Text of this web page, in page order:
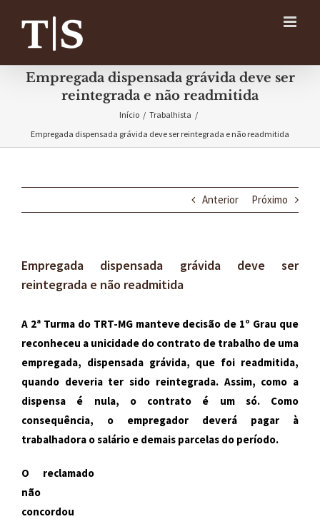
conteúdo
Empregada dispensada grávida deve ser
reintegrada e não readmitida
Início / Trabalhista /
Empregada dispensada grávida deve ser reintegrada e não readmitida
Anterior Próximo
Empregada dispensada grávida deve ser
reintegrada e não readmitida
A 2ª Turma do TRT-MG manteve decisão de 1º Grau que
reconheceu a unicidade do contrato de trabalho de uma
empregada, dispensada grávida, que foi readmitida,
quando deveria ter sido reintegrada. Assim, como a
dispensa é nula, o contrato é um só. Como
consequência, o empregador deverá pagar à
trabalhadora o salário e demais parcelas do período.
O reclamado
não
concordou